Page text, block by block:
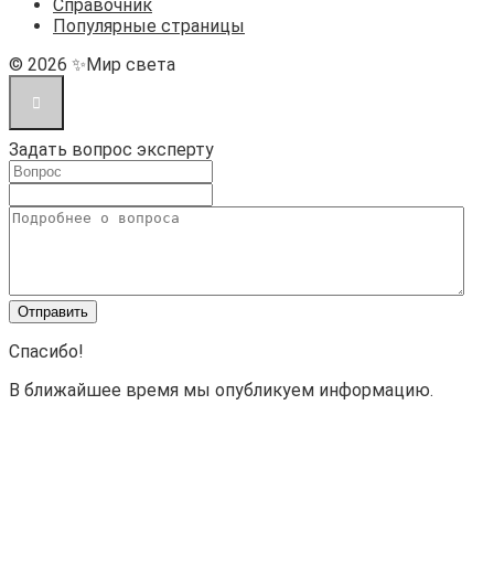
Справочник
Популярные страницы
© 2026 ✨Мир света
Задать вопрос эксперту
Спасибо!
В ближайшее время мы опубликуем информацию.